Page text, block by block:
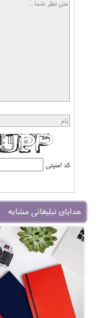
کد امنیتی
هدایای تبلیغاتی مشابه